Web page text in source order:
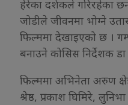
हेरेका दर्शकले गरिरहेका
जोडीले जीवनमा भोग्ने
फिल्ममा देखाइएको छ ।
बनाउने कोसिस निर्देशक
फिल्ममा अभिनेता अरुण
श्रेष्ठ, प्रकाश घिमिरे,